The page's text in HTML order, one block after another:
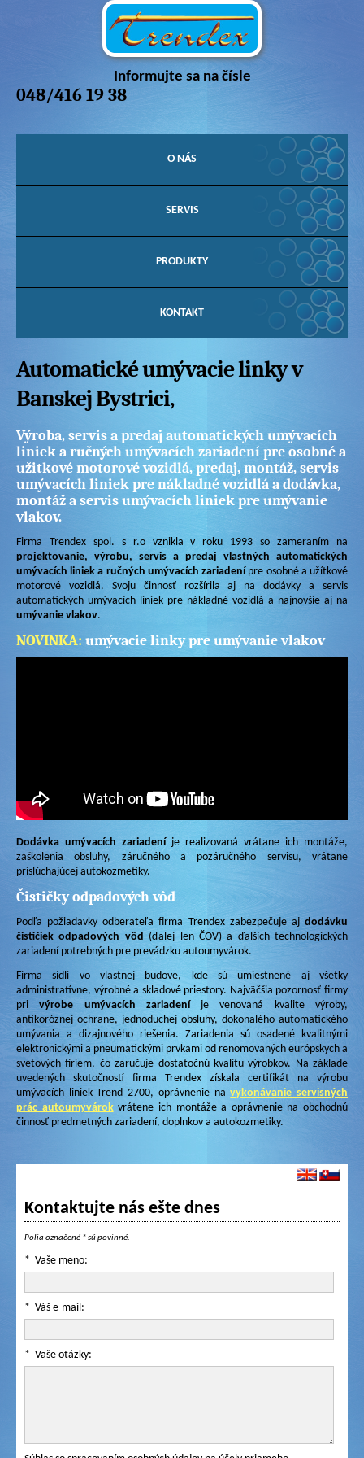
Informujte sa na čísle
048/416 19 38
O NÁS
SERVIS
PRODUKTY
KONTAKT
Automatické umývacie linky v
Banskej Bystrici,
Výroba, servis a predaj automatických umývacích
liniek a ručných umývacích zariadení pre osobné a
užitkové motorové vozidlá, predaj, montáž, servis
umývacích liniek pre nákladné vozidlá a dodávka,
montáž a servis umývacích liniek pre umývanie
vlakov.
Firma Trendex spol. s r.o vznikla v roku 1993 so zameraním na
projektovanie, výrobu, servis a predaj vlastných automatických
umývacích liniek a ručných umývacích zariadení pre osobné a užítkové
motorové vozidlá. Svoju činnosť rozšírila aj na dodávky a servis
automatických umývacích liniek pre nákladné vozidlá a najnovšie aj na
umývanie vlakov.
NOVINKA: umývacie linky pre umývanie vlakov
Dodávka umývacích zariadení je realizovaná vrátane ich montáže,
zaškolenia obsluhy, záručného a pozáručného servisu, vrátane
prislúchajúcej autokozmetiky.
Čističky odpadových vôd
Podľa požiadavky odberateľa firma Trendex zabezpečuje ajdodávku
čističiek odpadových vôd (ďalej len ČOV) a ďalších technologických
zariadení potrebných pre prevádzku autoumyvárok.
Firma sídli vo vlastnej budove, kde sú umiestnené aj všetky
administratívne, výrobné a skladové priestory. Najväčšia pozornosť firmy
privýrobe umývacích zariadeníje venovaná kvalite výroby,
antikoróznej ochrane, jednoduchej obsluhy, dokonalého automatického
umývania a dizajnového riešenia. Zariadenia sú osadené kvalitnými
elektronickými a pneumatickými prvkami od renomovaných európskych a
svetových firiem, čo zaručuje dostatočnú kvalitu výrobkov. Na základe
uvedených skutočností firma Trendex získala certifikát na výrobu
umývacích liniek Trend 2700, oprávnenie navykonávanie servisných
prác autoumyvárokvrátene ich montáže a oprávnenie na obchodnú
činnosť predmetných zariadení, doplnkov a autokozmetiky.
Kontaktujte nás ešte dnes
Polia označené *sú povinné.
* Vaše meno:
* Váš e-mail:
* Vaše otázky: